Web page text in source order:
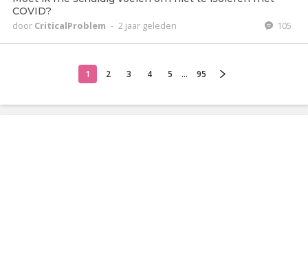
COVID?
door CriticalProblem - 2 jaar geleden 105
1 2 3 4 5 ... 95